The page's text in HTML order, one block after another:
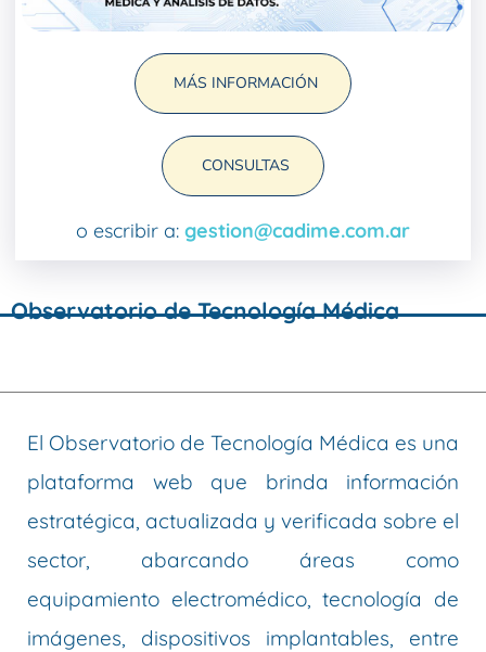
MÁS INFORMACIÓN
CONSULTAS
o escribir a: gestion@cadime.com.ar
Observatorio de Tecnología Médica
El Observatorio de Tecnología Médica es una
plataforma web que brinda información
estratégica, actualizada y verificada sobre el
sector, abarcando áreas como
equipamiento electromédico, tecnología de
imágenes, dispositivos implantables, entre